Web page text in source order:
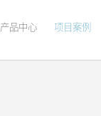
产品中心 项目案例